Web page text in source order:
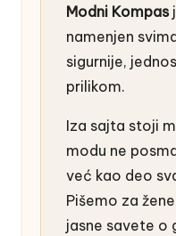
Modni Kompas
namenjen
sigurnije,
prilikom.
Iza sajta stoji
modu ne
već kao deo
Pišemo za
jasne savete o